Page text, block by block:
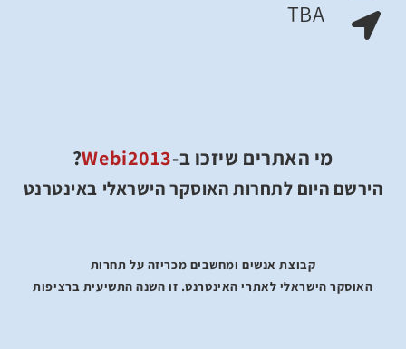
מקום האירוע:
TBA
מי האתרים שיזכו ב-Webi2013
?
הירשם היום לתחרות האוסקר הישראלי באינטרנט
קבוצת אנשים ומחשבים מכריזה על תחרות
האוסקר הישראלי לאתרי האינטרנט. זו השנה התשיעית ברציפות